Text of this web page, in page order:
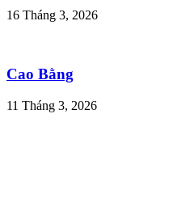
16 Tháng 3, 2026
Cao Bằng
11 Tháng 3, 2026